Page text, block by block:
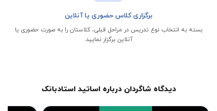
برگزاری کلاس حضوری یا آنلاین
بسته به انتخاب نوع تدریس در مراحل قبلی، کلاستان را به صورت حضوری یا
آنلاین برگزار نمایید.
دیدگاه شاگردان درباره اساتید استادبانک